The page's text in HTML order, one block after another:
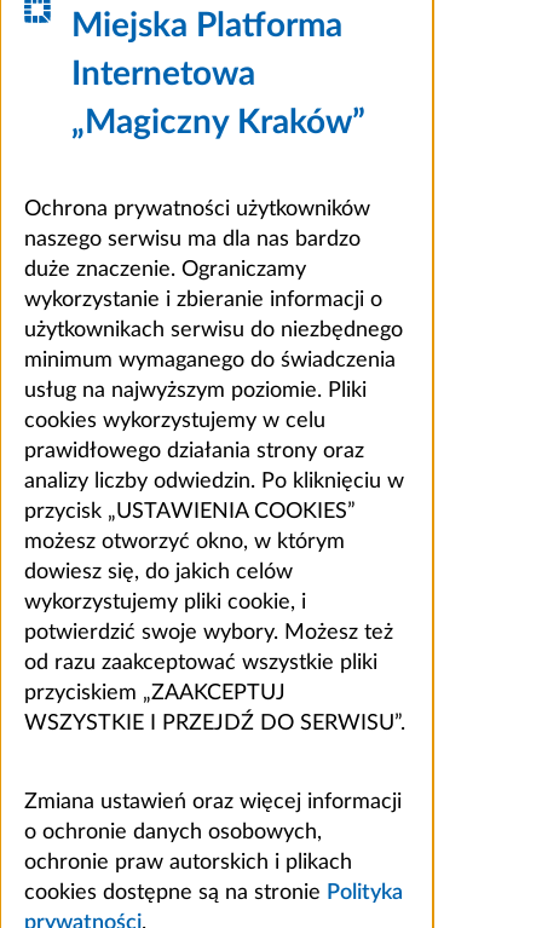
Miejska Platforma
Internetowa
„Magiczny Kraków”
Ochrona prywatności użytkowników
naszego serwisu ma dla nas bardzo
duże znaczenie. Ograniczamy
wykorzystanie i zbieranie informacji o
użytkownikach serwisu do niezbędnego
minimum wymaganego do świadczenia
usług na najwyższym poziomie. Pliki
cookies wykorzystujemy w celu
prawidłowego działania strony oraz
analizy liczby odwiedzin. Po kliknięciu w
przycisk „USTAWIENIA COOKIES”
możesz otworzyć okno, w którym
dowiesz się, do jakich celów
wykorzystujemy pliki cookie, i
potwierdzić swoje wybory. Możesz też
od razu zaakceptować wszystkie pliki
przyciskiem „ZAAKCEPTUJ
WSZYSTKIE I PRZEJDŹ DO SERWISU”.
Zmiana ustawień oraz więcej informacji
o ochronie danych osobowych,
ochronie praw autorskich i plikach
cookies dostępne są na stronie Polityka
prywatności.